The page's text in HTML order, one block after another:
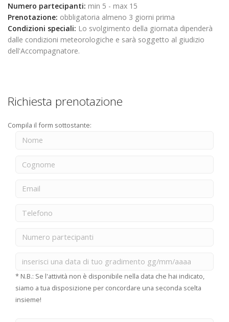
Numero partecipanti: min 5 - max 15
Prenotazione: obbligatoria almeno 3 giorni prima
Condizioni speciali: Lo svolgimento della giornata dipenderà
dalle condizioni meteorologiche e sarà soggetto al giudizio
dell'Accompagnatore.
Richiesta prenotazione
Compila il form sottostante:
* N.B.: Se l'attività non è disponibile nella data che hai indicato,
siamo a tua disposizione per concordare una seconda scelta
insieme!